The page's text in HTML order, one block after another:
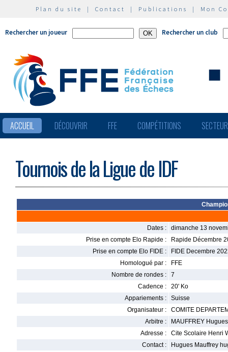
Plan du site | Contact | Publications | Mon
Rechercher un joueur Rechercher un club
ACCUEIL DÉCOUVRIR FFE COMPÉTITIONS
Tournois de la Ligue de IDF
Dates :
dimanche 13
Prise en compte Elo Rapide :
Rapide Décembre
Prise en compte Elo FIDE :
FIDE Decembre
Homologué par :
FFE
Nombre de rondes :
7
Cadence :
20' Ko
Appariements :
Suisse
Organisateur :
COMITE
Arbitre :
MAUFFREY Hugues
Adresse :
Cite Scolaire Henri
Contact :
Hugues Mauffrey